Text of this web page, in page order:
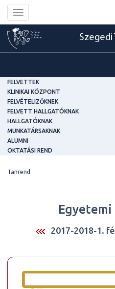
Toggle
navigation
FELVETTEK
KLINIKAI KÖZPONT
FELVÉTELIZŐKNEK
FELVETT HALLGATÓKNAK
HALLGATÓKNAK
MUNKATÁRSAKNAK
ALUMNI
OKTATÁSI REND
Tanrend
2017-2018-1.